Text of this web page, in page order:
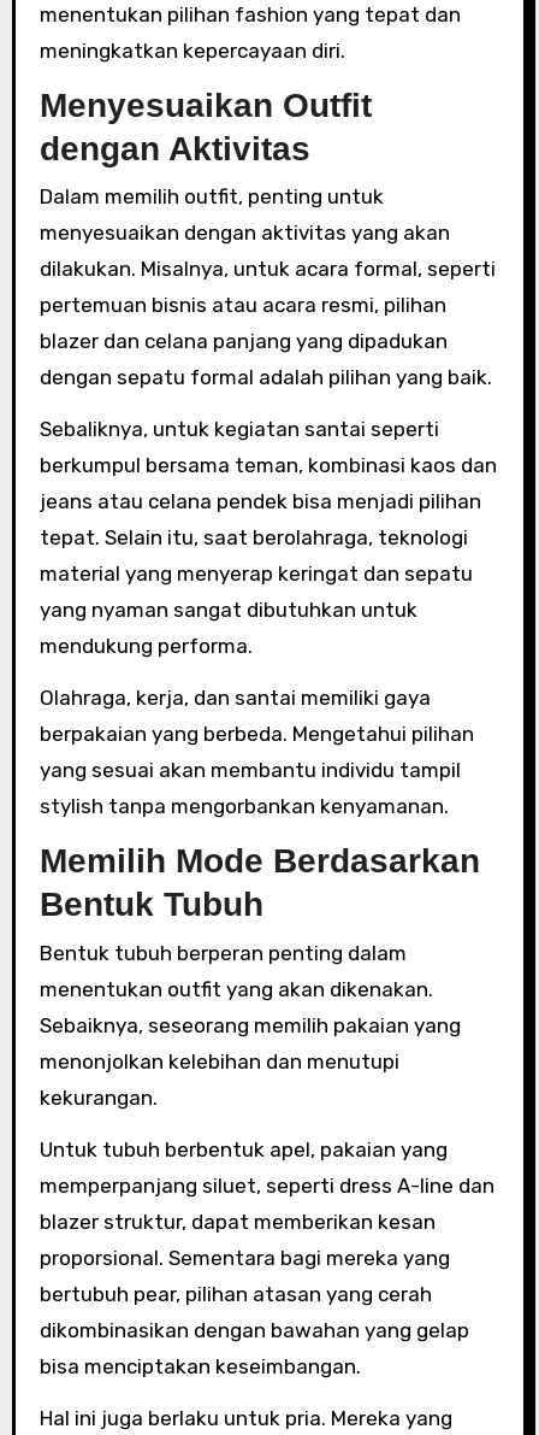
menentukan pilihan fashion yang tepat dan
meningkatkan kepercayaan diri.
Menyesuaikan Outfit
dengan Aktivitas
Dalam memilih outfit, penting untuk
menyesuaikan dengan aktivitas yang akan
dilakukan. Misalnya, untuk acara formal, seperti
pertemuan bisnis atau acara resmi, pilihan
blazer dan celana panjang yang dipadukan
dengan sepatu formal adalah pilihan yang baik.
Sebaliknya, untuk kegiatan santai seperti
berkumpul bersama teman, kombinasi kaos dan
jeans atau celana pendek bisa menjadi pilihan
tepat. Selain itu, saat berolahraga, teknologi
material yang menyerap keringat dan sepatu
yang nyaman sangat dibutuhkan untuk
mendukung performa.
Olahraga, kerja, dan santai memiliki gaya
berpakaian yang berbeda. Mengetahui pilihan
yang sesuai akan membantu individu tampil
stylish tanpa mengorbankan kenyamanan.
Memilih Mode Berdasarkan
Bentuk Tubuh
Bentuk tubuh berperan penting dalam
menentukan outfit yang akan dikenakan.
Sebaiknya, seseorang memilih pakaian yang
menonjolkan kelebihan dan menutupi
kekurangan.
Untuk tubuh berbentuk apel, pakaian yang
memperpanjang siluet, seperti dress A-line dan
blazer struktur, dapat memberikan kesan
proporsional. Sementara bagi mereka yang
bertubuh pear, pilihan atasan yang cerah
dikombinasikan dengan bawahan yang gelap
bisa menciptakan keseimbangan.
Hal ini juga berlaku untuk pria. Mereka yang